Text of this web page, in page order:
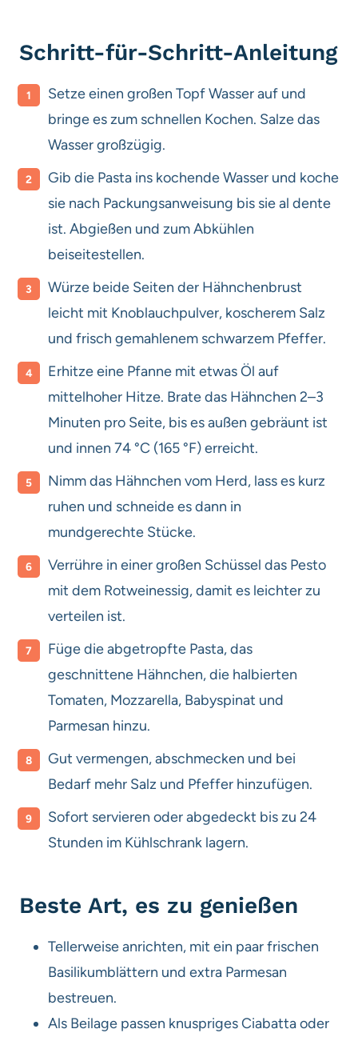
Schritt-für-Schritt-Anleitung
Setze einen großen Topf Wasser auf und
bringe es zum schnellen Kochen. Salze das
Wasser großzügig.
Gib die Pasta ins kochende Wasser und koche
sie nach Packungsanweisung bis sie al dente
ist. Abgießen und zum Abkühlen
beiseitestellen.
Würze beide Seiten der Hähnchenbrust
leicht mit Knoblauchpulver, koscherem Salz
und frisch gemahlenem schwarzem Pfeffer.
Erhitze eine Pfanne mit etwas Öl auf
mittelhoher Hitze. Brate das Hähnchen 2–3
Minuten pro Seite, bis es außen gebräunt ist
und innen 74 °C (165 °F) erreicht.
Nimm das Hähnchen vom Herd, lass es kurz
ruhen und schneide es dann in
mundgerechte Stücke.
Verrühre in einer großen Schüssel das Pesto
mit dem Rotweinessig, damit es leichter zu
verteilen ist.
Füge die abgetropfte Pasta, das
geschnittene Hähnchen, die halbierten
Tomaten, Mozzarella, Babyspinat und
Parmesan hinzu.
Gut vermengen, abschmecken und bei
Bedarf mehr Salz und Pfeffer hinzufügen.
Sofort servieren oder abgedeckt bis zu 24
Stunden im Kühlschrank lagern.
Beste Art, es zu genießen
Tellerweise anrichten, mit ein paar frischen
Basilikumblättern und extra Parmesan
bestreuen.
Als Beilage passen knuspriges Ciabatta oder